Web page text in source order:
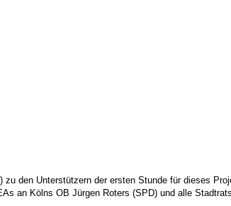
den Unterstützern der ersten Stunde für dieses
an Kölns OB Jürgen Roters (SPD) und alle